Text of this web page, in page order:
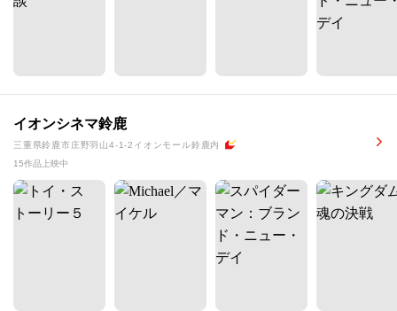
イオンシネマ鈴鹿
三重県鈴鹿市庄野羽山4-1-2イオンモール鈴鹿内
15作品上映中